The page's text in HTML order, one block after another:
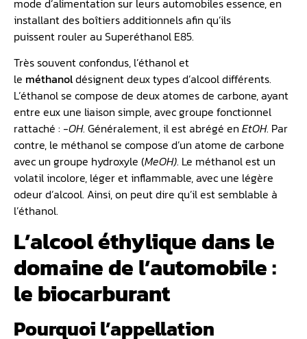
installant des boîtiers additionnels afin qu’ils
puissent rouler au Superéthanol E85.
Très souvent confondus, l’éthanol et
le méthanoldésignent deux types d’alcool différents.
L’éthanol se compose de deux atomes de carbone, ayant
entre eux une liaison simple, avec groupe fonctionnel
rattaché : -OH. Généralement, il est abrégé en EtOH. Par
contre, le méthanol se compose d’un atome de carbone
avec un groupe hydroxyle (MeOH). Le méthanol est un
volatil incolore, léger et inflammable, avec une légère
odeur d’alcool. Ainsi, on peut dire qu’il est semblable à
l’éthanol.
L’alcool éthylique dans le
domaine de l’automobile :
le biocarburant
Pourquoi l’appellation